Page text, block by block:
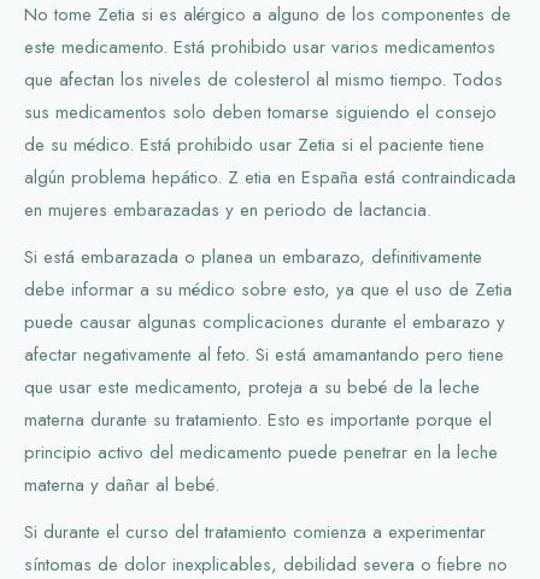
No tome Zetia si es alérgico a alguno de los componentes de
este medicamento. Está prohibido usar varios medicamentos
que afectan los niveles de colesterol al mismo tiempo. Todos
sus medicamentos solo deben tomarse siguiendo el consejo
de su médico. Está prohibido usar Zetia si el paciente tiene
algún problema hepático. Z etia en España está contraindicada
en mujeres embarazadas y en periodo de lactancia.
Si está embarazada o planea un embarazo, definitivamente
debe informar a su médico sobre esto, ya que el uso de Zetia
puede causar algunas complicaciones durante el embarazo y
afectar negativamente al feto. Si está amamantando pero tiene
que usar este medicamento, proteja a su bebé de la leche
materna durante su tratamiento. Esto es importante porque el
principio activo del medicamento puede penetrar en la leche
materna y dañar al bebé.
Si durante el curso del tratamiento comienza a experimentar
síntomas de dolor inexplicables, debilidad severa o fiebre no